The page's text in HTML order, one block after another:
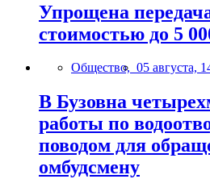
Упрощена
стоимостью до 5
Общество, 05 августа,
В Бузовна
работы по
поводом для
омбудсмену